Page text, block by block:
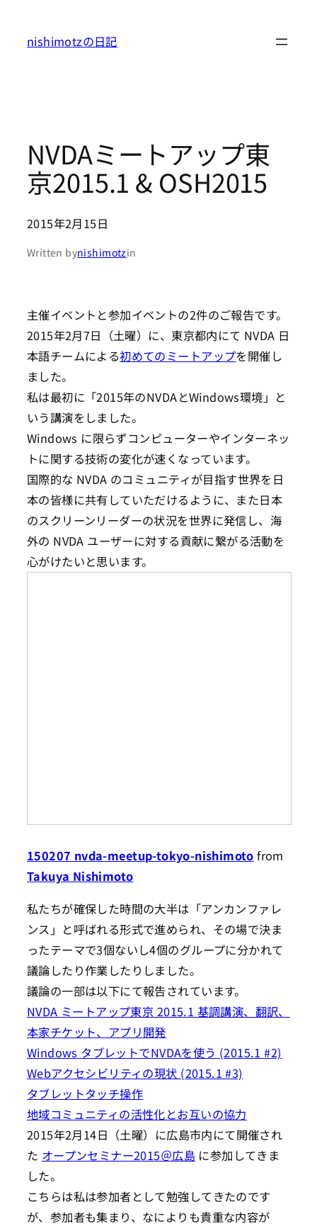
nishimotzの日記
NVDAミートアップ東
京2015.1 & OSH2015
2015年2月15日
Written bynishimotzin
主催イベントと参加イベントの2件のご報告です。
2015年2月7日（土曜）に、東京都内にて NVDA 日
本語チームによる初めてのミートアップを開催し
ました。
私は最初に「2015年のNVDAとWindows環境」と
いう講演をしました。
Windows に限らずコンピューターやインターネッ
トに関する技術の変化が速くなっています。
国際的な NVDA のコミュニティが目指す世界を日
本の皆様に共有していただけるように、また日本
のスクリーンリーダーの状況を世界に発信し、海
外の NVDA ユーザーに対する貢献に繋がる活動を
心がけたいと思います。
150207 nvda-meetup-tokyo-nishimoto from
Takuya Nishimoto
私たちが確保した時間の大半は「アンカンファレ
ンス」と呼ばれる形式で進められ、その場で決ま
ったテーマで3個ないし4個のグループに分かれて
議論したり作業したりしました。
議論の一部は以下にて報告されています。
NVDA ミートアップ東京 2015.1 基調講演、翻訳、
本家チケット、アプリ開発
Windows タブレットでNVDAを使う (2015.1 #2)
Webアクセシビリティの現状 (2015.1 #3)
タブレットタッチ操作
地域コミュニティの活性化とお互いの協力
2015年2月14日（土曜）に広島市内にて開催され
た オープンセミナー2015＠広島に参加してきま
した。
こちらは私は参加者として勉強してきたのです
が、参加者も集まり、なによりも貴重な内容が